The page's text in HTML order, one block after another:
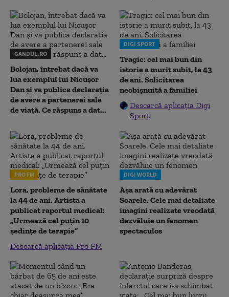
GANDUL.RO
Bolojan, întrebat dacă va
lua exemplul lui Nicușor
Dan și va publica declarația
de avere a partenerei sale
de viață. Ce răspuns a dat...
DIGI SPORT
Tragic: cel mai bun din
istorie a murit subit, la 43
de ani. Solicitarea
neobișnuită a familiei
Descarcă aplicația Digi
Sport
PRO FM
Lora, probleme de sănătate
la 44 de ani. Artista a
publicat raportul medical:
„Urmează cel puțin 10
ședințe de terapie”
Descarcă aplicația Pro FM
DIGI WORLD
Așa arată cu adevărat
Soarele. Cele mai detaliate
imagini realizate vreodată
dezvăluie un fenomen
spectaculos